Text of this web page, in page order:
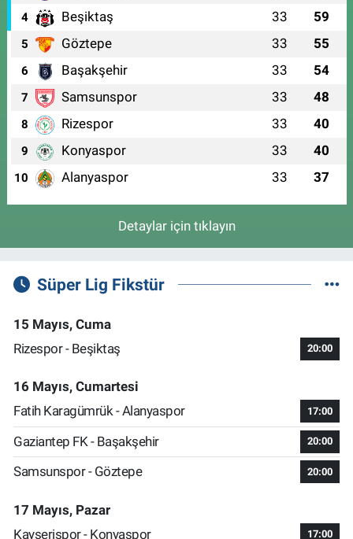
4 Beşiktaş 33 59
5 Göztepe 33 55
6 Başakşehir 33 54
7 Samsunspor 33 48
8 Rizespor 33 40
9 Konyaspor 33 40
10 Alanyaspor 33 37
Detaylar için tıklayın
Süper Lig Fikstür
15 Mayıs, Cuma
Rizespor - Beşiktaş
20:00
16 Mayıs, Cumartesi
Fatih Karagümrük - Alanyaspor
17:00
Gaziantep FK - Başakşehir 20:00
Samsunspor - Göztepe 20:00
17 Mayıs, Pazar
Kayserispor - Konyaspor
17:00